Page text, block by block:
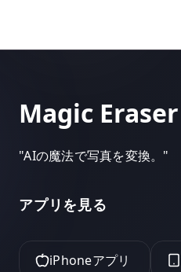
Magic Eraser
"AIの魔法で写真を変換。 "
アプリを見る
iPhoneアプリ